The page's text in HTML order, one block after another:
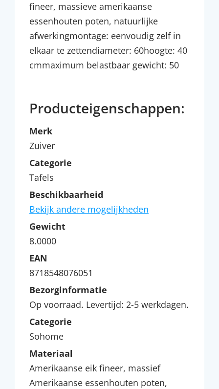
fineer, massieve amerikaanse
essenhouten poten, natuurlijke
afwerkingmontage: eenvoudig zelf in
elkaar te zettendiameter: 60hoogte: 40
cmmaximum belastbaar gewicht: 50
Producteigenschappen:
Merk
Zuiver
Categorie
Tafels
Beschikbaarheid
Bekijk andere mogelijkheden
Gewicht
8.0000
EAN
8718548076051
Bezorginformatie
Op voorraad. Levertijd: 2-5 werkdagen.
Categorie
Sohome
Materiaal
Amerikaanse eik fineer, massief
Amerikaanse essenhouten poten,